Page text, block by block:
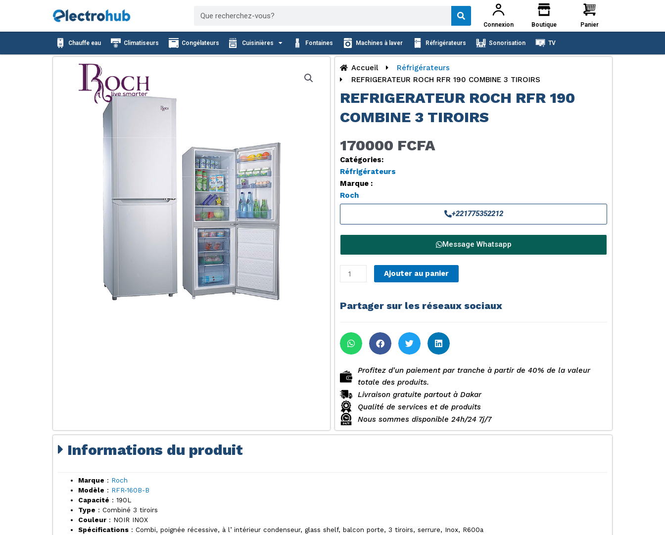
Rechercher
Connexion Boutique Panier
Chauffe eau Climatiseurs Congélateurs Cuisinières Fontaines Machines à laver Réfrigérateurs Sonorisation TV
Accueil
Réfrigérateurs
REFRIGERATEUR ROCH RFR 190 COMBINE 3 TIROIRS
REFRIGERATEUR ROCH RFR 190
COMBINE 3 TIROIRS
170000 FCFA
Catégories:
Réfrigérateurs
Marque :
Roch
+221775352212
Message Whatsapp
quantité
de
ROCH
COMBINE
3
Ajouter au panier
Partager sur les réseaux sociaux
Profitez d'un paiement par tranche à partir de 40% de la valeur
totale des produits.
Livraison gratuite partout à Dakar
Qualité de services et de produits
Nous sommes disponible 24h/24 7j/7
Informations du produit
Marque : Roch
Modèle : RFR-160B-B
Capacité : 190L
Type : Combiné 3 tiroirs
Couleur: NOIR INOX
Spécifications: Combi, poignée récessive, à l’ intérieur condenseur, glass shelf, balcon porte, 3 tiroirs, serrure, Inox, R600a